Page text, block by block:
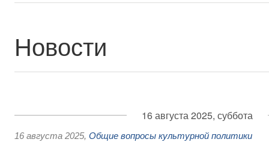
Новости
16 августа 2025, суббота
16 августа 2025, Общие вопросы культурной политики